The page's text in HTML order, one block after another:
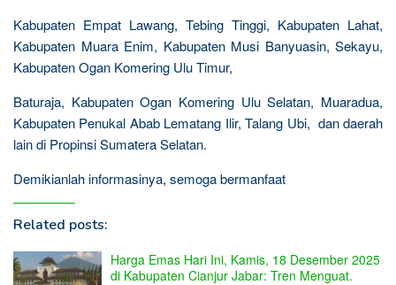
Kabupaten Empat Lawang, Tebing Tinggi, Kabupaten Lahat,
Kabupaten Muara Enim, Kabupaten Musi Banyuasin, Sekayu,
Kabupaten Ogan Komering Ulu Timur,
Baturaja, Kabupaten Ogan Komering Ulu Selatan, Muaradua,
Kabupaten Penukal Abab Lematang Ilir, Talang Ubi, dan daerah
lain di Propinsi Sumatera Selatan.
Demikianlah informasinya, semoga bermanfaat
Related posts:
Harga Emas Hari Ini, Kamis, 18 Desember 2025
di Kabupaten Cianjur Jabar: Tren Menguat.